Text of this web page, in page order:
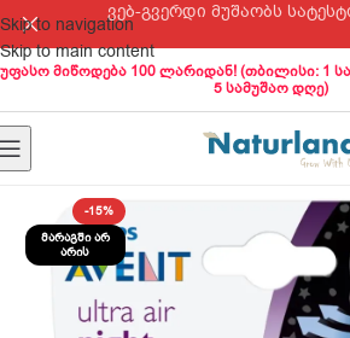
Skip to navigation
Skip to main content
ვებ-გვერდი მუშაობს
უფასო მიწოდება 100 ლარიდან! (თბილისი: 1
5 სამუშაო დღე)
-15%
ᲛᲐᲠᲐᲒᲨᲘ ᲐᲠ
ᲐᲠᲘᲡ